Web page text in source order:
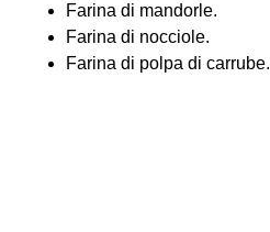
Farina di mandorle.
Farina di nocciole.
Farina di polpa di carrube.